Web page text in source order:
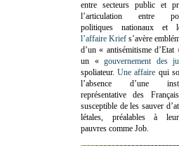
entre secteurs public et
l’articulation entre
politiques nationaux et
l’affaire Krief s’avère
d’un « antisémitisme d’Etat
un «gouvernement des
spoliateur.Une affaire qui
l’absence d’une
représentative des
susceptible de les sauver
létales, préalables à
pauvres comme Job.